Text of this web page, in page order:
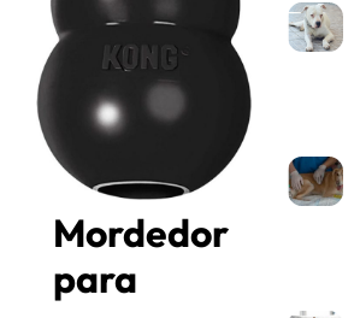
Mordedor
para